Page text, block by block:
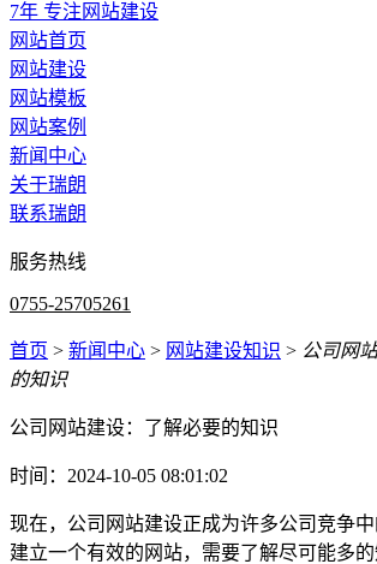
7年 专注网站建设
网站首页
网站建设
网站模板
网站案例
新闻中心
关于瑞朗
联系瑞朗
服务热线
0755-25705261
首页 > 新闻中心 > 网站建设知识 > 公司网
的知识
公司网站建设：了解必要的知识
时间：2024-10-05 08:01:02
现在，公司网站建设正成为许多公司竞争
建立一个有效的网站，需要了解尽可能多的